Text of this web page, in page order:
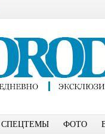
СПЕЦТЕМЫ ФОТО